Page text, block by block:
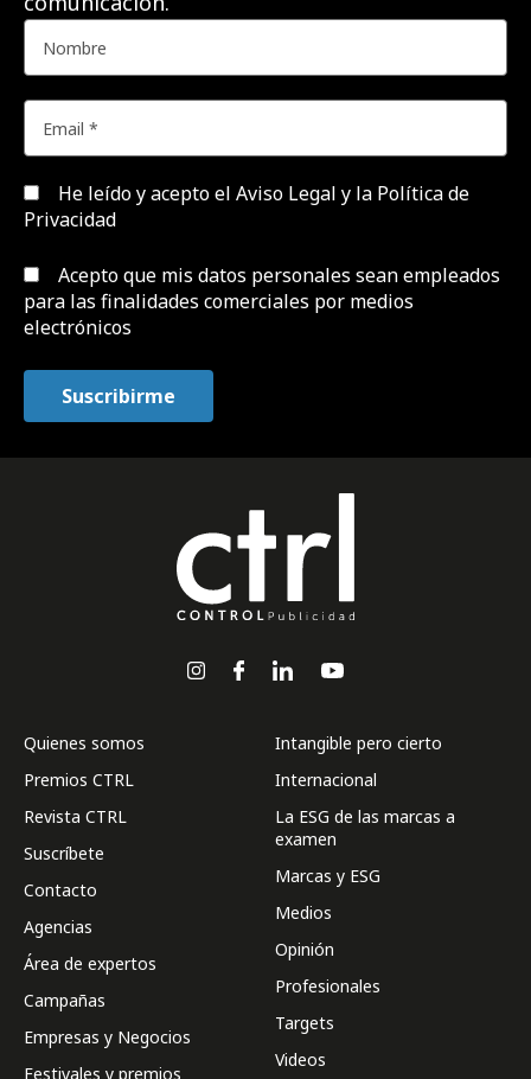
He leído y acepto el Aviso Legal y la Política de
Privacidad
Acepto que mis datos personales sean empleados
para las finalidades comerciales por medios
electrónicos
Quienes somos
Premios CTRL
Revista CTRL
Suscríbete
Contacto
Agencias
Área de expertos
Campañas
Empresas y Negocios
Festivales y premios
Intangible pero cierto
Internacional
La ESG de las marcas a
examen
Marcas y ESG
Medios
Opinión
Profesionales
Targets
Videos